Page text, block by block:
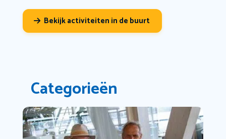
Bekijk activiteiten in de buurt
Categorieën